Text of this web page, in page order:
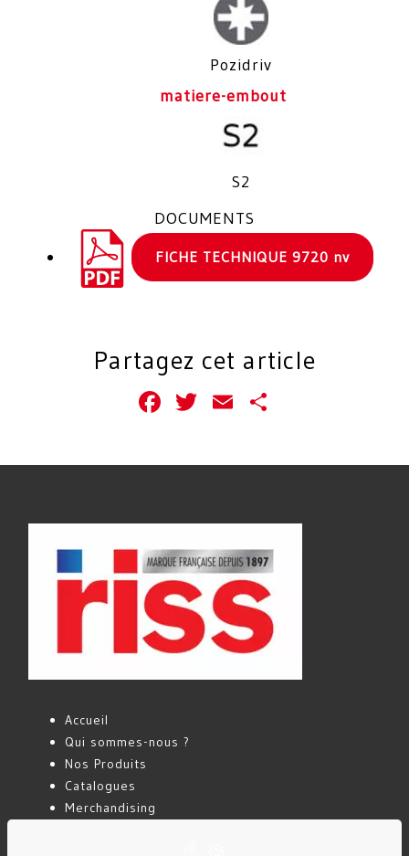
Pozidriv
matiere-embout
S2
DOCUMENTS
FICHE TECHNIQUE 9720 nv
Partagez cet article
Facebook
Twitter
Email
Accueil
Qui sommes-nous ?
Nos Produits
Catalogues
Merchandising